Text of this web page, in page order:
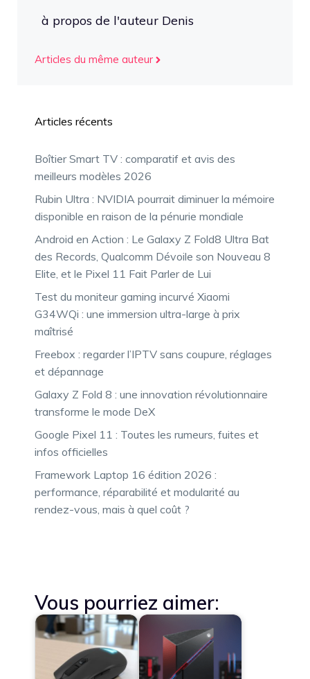
à propos de l'auteur Denis
Articles du même auteur
Articles récents
Boîtier Smart TV : comparatif et avis des
meilleurs modèles 2026
Rubin Ultra : NVIDIA pourrait diminuer la mémoire
disponible en raison de la pénurie mondiale
Android en Action : Le Galaxy Z Fold8 Ultra Bat
des Records, Qualcomm Dévoile son Nouveau 8
Elite, et le Pixel 11 Fait Parler de Lui
Test du moniteur gaming incurvé Xiaomi
G34WQi : une immersion ultra-large à prix
maîtrisé
Freebox : regarder l’IPTV sans coupure, réglages
et dépannage
Galaxy Z Fold 8 : une innovation révolutionnaire
transforme le mode DeX
Google Pixel 11 : Toutes les rumeurs, fuites et
infos officielles
Framework Laptop 16 édition 2026 :
performance, réparabilité et modularité au
rendez-vous, mais à quel coût ?
Vous pourriez aimer: